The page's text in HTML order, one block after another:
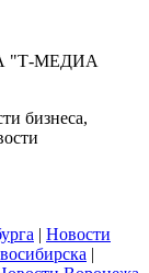
"Т-МЕДИА
бизнеса,
| Новости
|